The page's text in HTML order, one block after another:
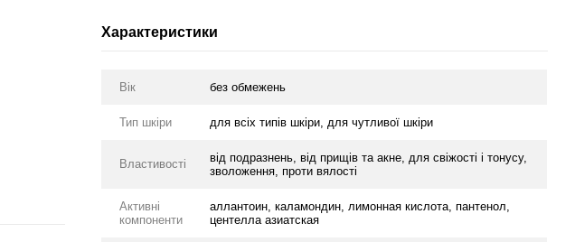
Характеристики
Вік без обмежень
Тип шкіри для всіх типів шкіри, для чутливої шкіри
Властивості
від подразнень, від прищів та акне, для свіжості і тонусу,
зволоження, проти вялості
Активні
компоненти
аллантоин, каламондин, лимонная кислота, пантенол,
центелла азиатская